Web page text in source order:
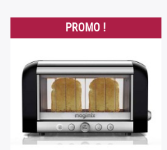
PROMO !